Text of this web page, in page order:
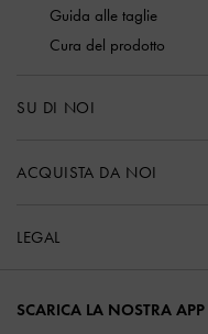
Guida alle taglie
Cura del prodotto
SU DI NOI
ACQUISTA DA NOI
LEGAL
SCARICA LA NOSTRA APP